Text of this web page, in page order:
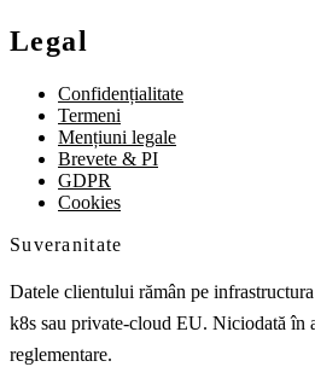
Legal
Confidențialitate
Termeni
Mențiuni legale
Brevete & PI
GDPR
Cookies
Suveranitate
Datele clientului rămân pe
k8s sau private-cloud EU. Niciodată în
reglementare.